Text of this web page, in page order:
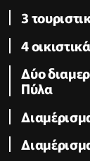
3
4
Δύο
Πύλα